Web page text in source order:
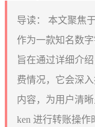
导读：
本文聚焦
作为一款知名数
旨在通过详细介
费情况，它会深
内容，为用户清
ken 进行转账操作